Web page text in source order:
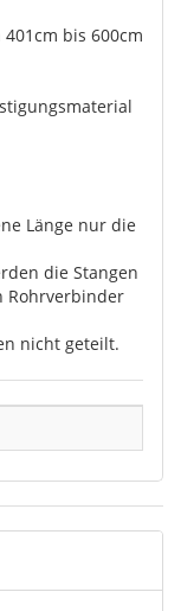
bis 600cm
Länge nur die
die Stangen
Rohrverbinder
nicht geteilt.